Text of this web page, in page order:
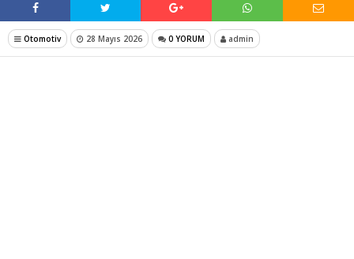
Otomotiv 28 Mayıs 2026 0 YORUM admin